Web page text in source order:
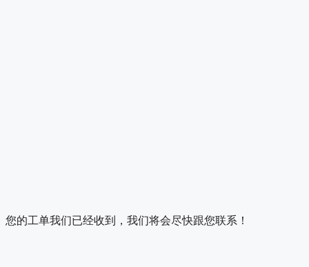
您的工单我们已经收到，我们将会尽快跟您联系！